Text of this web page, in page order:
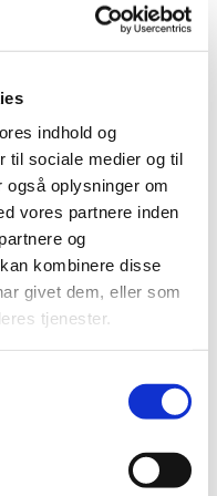
indhold og
til sociale medier og til
oplysninger om
vores partnere inden
og
kombinere disse
givet dem, eller som
tjenester.
GmbH
AX055/17/S
2018111844